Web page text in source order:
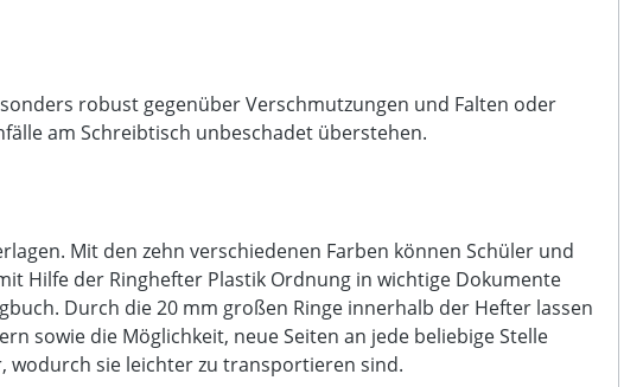
robust gegenüber Verschmutzungen und Falten oder
am Schreibtisch unbeschadet überstehen.
Mit den zehn verschiedenen Farben können Schüler und
Hilfe der Ringhefter Plastik Ordnung in wichtige Dokumente
Durch die 20 mm großen Ringe innerhalb der Hefter lassen
sowie die Möglichkeit, neue Seiten an jede beliebige Stelle
wodurch sie leichter zu transportieren sind.